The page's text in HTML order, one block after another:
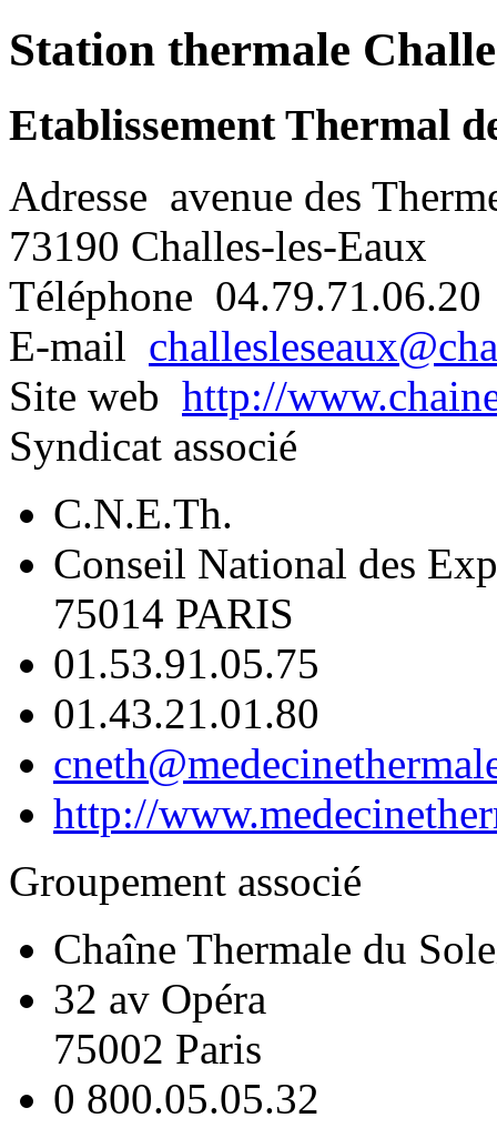
Station thermale
Etablissement Thermal
Adresse avenue des
73190 Challes-les-Eaux
Téléphone 04.79.71.06.20
E-mail
Site web http://
Syndicat associé
C.N.E.Th.
Conseil National des
75014 PARIS
01.53.91.05.75
01.43.21.01.80
http://
Groupement associé
Chaîne Thermale du
32 av Opéra
75002 Paris
0 800.05.05.32